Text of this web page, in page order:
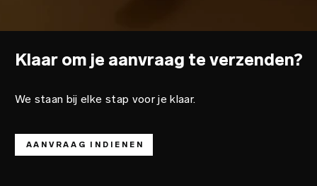
Klaar om je aanvraag te verzenden?
We staan bij elke stap voor je klaar.
AANVRAAG INDIENEN